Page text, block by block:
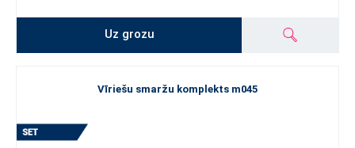
Uz grozu
Vīriešu smaržu komplekts m045